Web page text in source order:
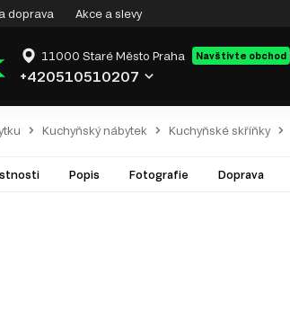
doprava Akce a slevy
11000 Staré Město Praha Navštivte obchod
+420510510207
Kuchyňský nábytek Kuchyňské skříňky
Popis Fotografie Doprava